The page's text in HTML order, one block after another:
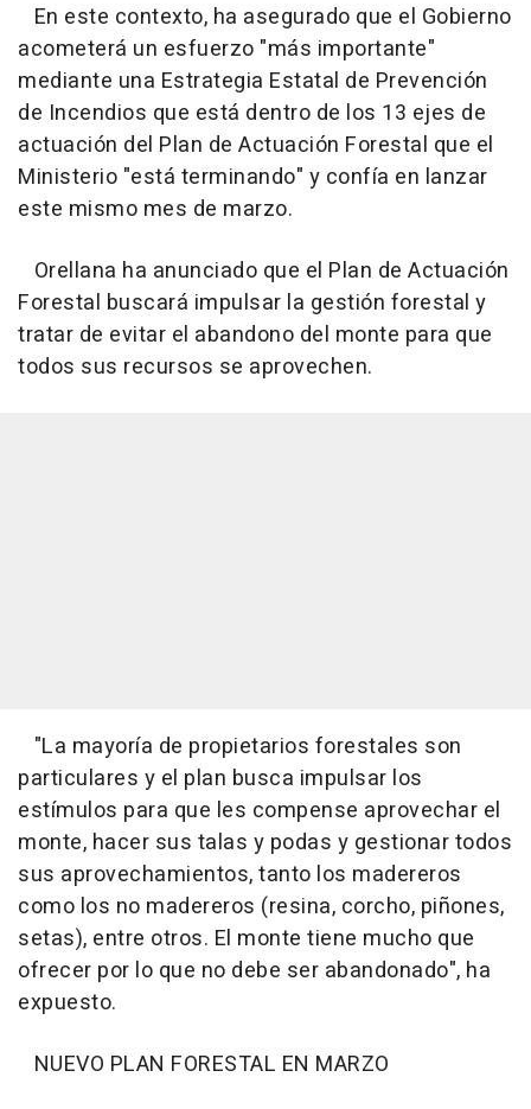
En este contexto, ha asegurado que el Gobierno
acometerá un esfuerzo "más importante"
mediante una Estrategia Estatal de Prevención
de Incendios que está dentro de los 13 ejes de
actuación del Plan de Actuación Forestal que el
Ministerio "está terminando" y confía en lanzar
este mismo mes de marzo.
Orellana ha anunciado que el Plan de Actuación
Forestal buscará impulsar la gestión forestal y
tratar de evitar el abandono del monte para que
todos sus recursos se aprovechen.
"La mayoría de propietarios forestales son
particulares y el plan busca impulsar los
estímulos para que les compense aprovechar el
monte, hacer sus talas y podas y gestionar todos
sus aprovechamientos, tanto los madereros
como los no madereros (resina, corcho, piñones,
setas), entre otros. El monte tiene mucho que
ofrecer por lo que no debe ser abandonado", ha
expuesto.
NUEVO PLAN FORESTAL EN MARZO